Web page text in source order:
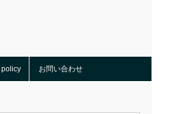
お問い合わせ